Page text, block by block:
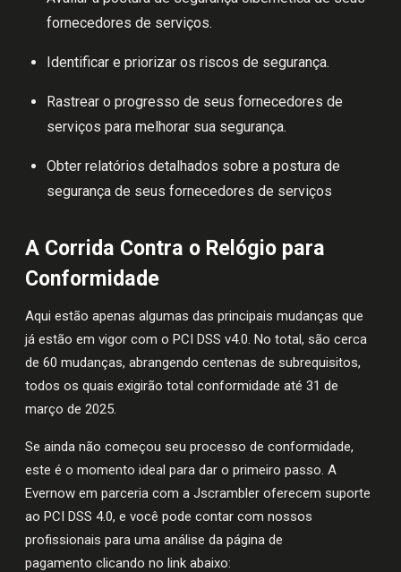
fornecedores de serviços.
Identificar e priorizar os riscos de segurança.
Rastrear o progresso de seus fornecedores de
serviços para melhorar sua segurança.
Obter relatórios detalhados sobre a postura de
segurança de seus fornecedores de serviços
A Corrida Contra o Relógio para
Conformidade
Aqui estão apenas algumas das principais mudanças que
já estão em vigor com o PCI DSS v4.0. No total, são cerca
de 60 mudanças, abrangendo centenas de subrequisitos,
todos os quais exigirão total conformidade até 31 de
março de 2025.
Se ainda não começou seu processo de conformidade,
este é o momento ideal para dar o primeiro passo. A
Evernow em parceria com a Jscrambler oferecem suporte
ao PCI DSS 4.0, e você pode contar com nossos
profissionais para uma análise da página de
pagamento clicando no link abaixo: